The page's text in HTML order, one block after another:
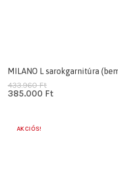
MILANO L sarokgarnitúra
433.960Ft
385.000 Ft
AKCIÓS!